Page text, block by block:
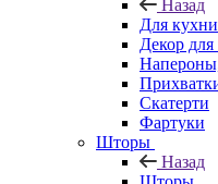
Назад
Для кухни
Декор
Скатерти
Фартуки
Шторы
Назад